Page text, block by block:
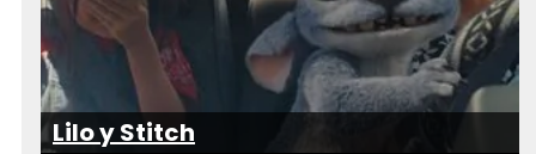
Lilo y Stitch